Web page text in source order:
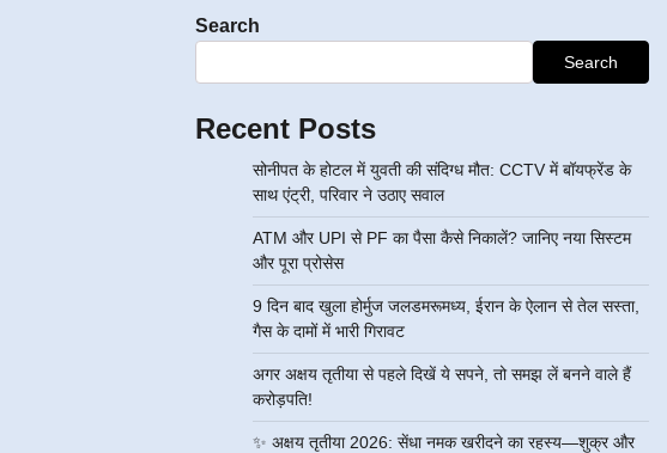
Search
Search
Recent Posts
सोनीपत के होटल में युवती की संदिग्ध मौत: CCTV में बॉयफ्रेंड के
साथ एंट्री, परिवार ने उठाए सवाल
ATM और UPI से PF का पैसा कैसे निकालें? जानिए नया सिस्टम
और पूरा प्रोसेस
9 दिन बाद खुला होर्मुज जलडमरूमध्य, ईरान के ऐलान से तेल सस्ता,
गैस के दामों में भारी गिरावट
अगर अक्षय तृतीया से पहले दिखें ये सपने, तो समझ लें बनने वाले हैं
करोड़पति!
✨ अक्षय तृतीया 2026: सेंधा नमक खरीदने का रहस्य—शुक्र और